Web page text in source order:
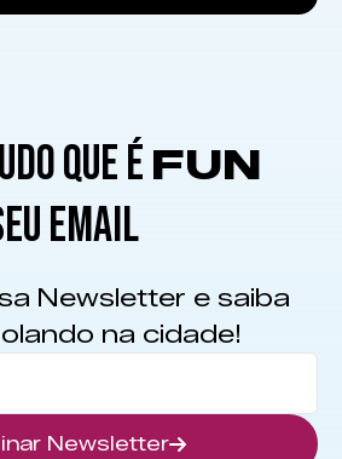
QUE É FUN
EMAIL
Newsletter e saiba
na cidade!
Newsletter